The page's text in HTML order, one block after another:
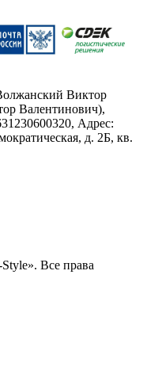
Виктор
Валентинович),
Адрес:
д. 2Б, кв.
Все права